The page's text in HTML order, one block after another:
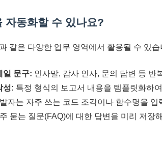
자동화할 수 있나요?
같은 다양한 업무 영역에서 활용될 수 있습
일 문구: 인사말, 감사 인사, 문의 답변 등 반
성: 특정 형식의 보고서 내용을 템플릿화하
자는 자주 쓰는 코드 조각이나 함수명을 입
묻는 질문(FAQ)에 대한 답변을 미리 저장